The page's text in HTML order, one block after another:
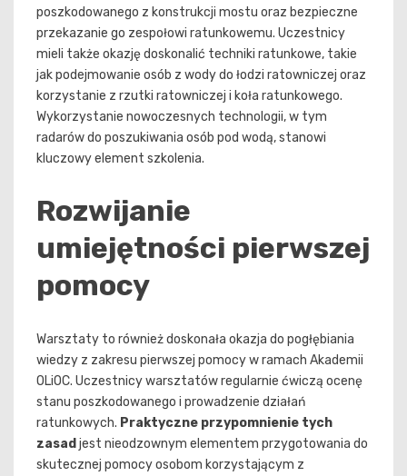
poszkodowanego z konstrukcji mostu oraz bezpieczne
przekazanie go zespołowi ratunkowemu. Uczestnicy
mieli także okazję doskonalić techniki ratunkowe, takie
jak podejmowanie osób z wody do łodzi ratowniczej oraz
korzystanie z rzutki ratowniczej i koła ratunkowego.
Wykorzystanie nowoczesnych technologii, w tym
radarów do poszukiwania osób pod wodą, stanowi
kluczowy element szkolenia.
Rozwijanie
umiejętności pierwszej
pomocy
Warsztaty to również doskonała okazja do pogłębiania
wiedzy z zakresu pierwszej pomocy w ramach Akademii
OLiOC. Uczestnicy warsztatów regularnie ćwiczą ocenę
stanu poszkodowanego i prowadzenie działań
ratunkowych. Praktyczne przypomnienie tych
zasad jest nieodzownym elementem przygotowania do
skutecznej pomocy osobom korzystającym z